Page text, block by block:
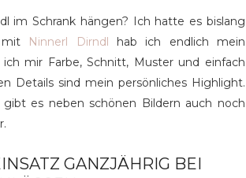
im Schrank hängen? Ich hatte es bislang
mit Ninnerl Dirndl hab ich endlich mein
mir Farbe, Schnitt, Muster und einfach
Details sind mein persönliches Highlight.
es neben schönen Bildern auch noch
GANZJÄHRIG BEI